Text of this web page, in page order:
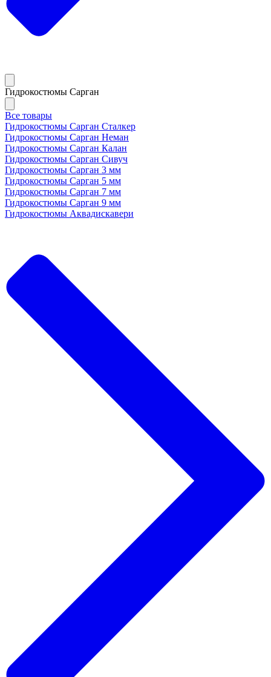
Гидрокостюмы Сарган
Все товары
Гидрокостюмы Сарган Сталкер
Гидрокостюмы Сарган Неман
Гидрокостюмы Сарган Калан
Гидрокостюмы Сарган Сивуч
Гидрокостюмы Сарган 3 мм
Гидрокостюмы Сарган 5 мм
Гидрокостюмы Сарган 7 мм
Гидрокостюмы Сарган 9 мм
Гидрокостюмы Аквадискавери